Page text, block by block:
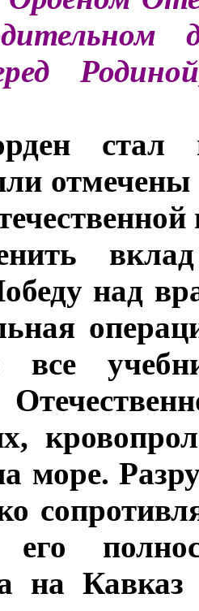
стал
отмечены
над
море.
его
на